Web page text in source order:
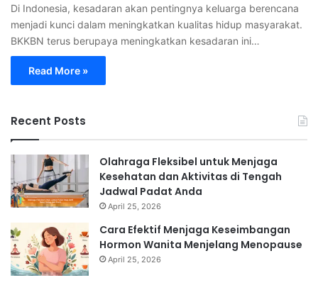
Di Indonesia, kesadaran akan pentingnya keluarga berencana
menjadi kunci dalam meningkatkan kualitas hidup masyarakat.
BKKBN terus berupaya meningkatkan kesadaran ini…
Read More »
Recent Posts
Olahraga Fleksibel untuk Menjaga
Kesehatan dan Aktivitas di Tengah
Jadwal Padat Anda
April 25, 2026
Cara Efektif Menjaga Keseimbangan
Hormon Wanita Menjelang Menopause
April 25, 2026